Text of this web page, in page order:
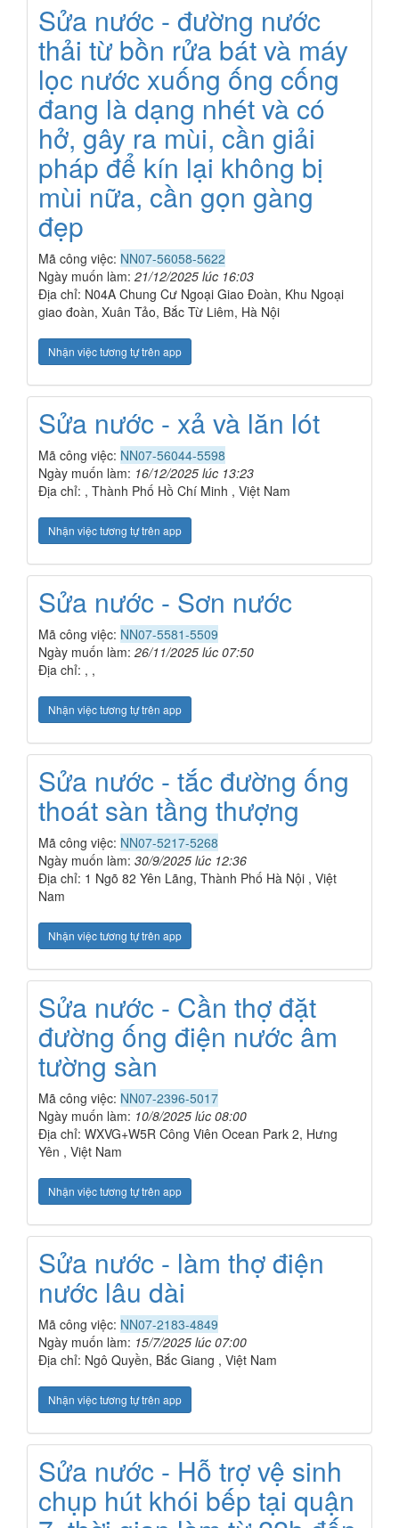
Sửa nước - đường nước
thải từ bồn rửa bát và máy
lọc nước xuống ống cống
đang là dạng nhét và có
hở, gây ra mùi, cần giải
pháp để kín lại không bị
mùi nữa, cần gọn gàng
đẹp
Mã công việc: NN07-56058-5622
Ngày muốn làm: 21/12/2025 lúc 16:03
Địa chỉ: N04A Chung Cư Ngoại Giao Đoàn, Khu Ngoại
giao đoàn, Xuân Tảo, Bắc Từ Liêm, Hà Nội
Nhận việc tương tự trên app
Sửa nước - xả và lăn lót
Mã công việc: NN07-56044-5598
Ngày muốn làm: 16/12/2025 lúc 13:23
Địa chỉ: , Thành Phố Hồ Chí Minh , Việt Nam
Nhận việc tương tự trên app
Sửa nước - Sơn nước
Mã công việc: NN07-5581-5509
Ngày muốn làm: 26/11/2025 lúc 07:50
Địa chỉ: , ,
Nhận việc tương tự trên app
Sửa nước - tắc đường ống
thoát sàn tầng thượng
Mã công việc: NN07-5217-5268
Ngày muốn làm: 30/9/2025 lúc 12:36
Địa chỉ: 1 Ngõ 82 Yên Lãng, Thành Phố Hà Nội , Việt
Nam
Nhận việc tương tự trên app
Sửa nước - Cần thợ đặt
đường ống điện nước âm
tường sàn
Mã công việc: NN07-2396-5017
Ngày muốn làm: 10/8/2025 lúc 08:00
Địa chỉ: WXVG+W5R Công Viên Ocean Park 2, Hưng
Yên , Việt Nam
Nhận việc tương tự trên app
Sửa nước - làm thợ điện
nước lâu dài
Mã công việc: NN07-2183-4849
Ngày muốn làm: 15/7/2025 lúc 07:00
Địa chỉ: Ngô Quyền, Bắc Giang , Việt Nam
Nhận việc tương tự trên app
Sửa nước - Hỗ trợ vệ sinh
chụp hút khói bếp tại quận